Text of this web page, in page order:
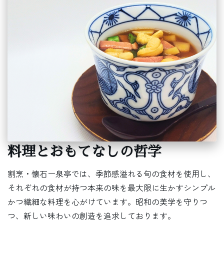
料理とおもてなしの哲学
割烹・懐石ー泉亭では、季節感溢れる旬の食材を使用し、
それぞれの食材が持つ本来の味を最大限に生かすシンプル
かつ繊細な料理を心がけています。昭和の美学を守りつ
つ、新しい味わいの創造を追求しております。